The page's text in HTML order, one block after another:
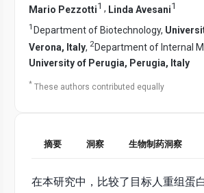
Mario Pezzotti1 , Linda Avesani1
1 Department of Biotechnology,
Verona, Italy, 2Department of Internal
University of Perugia, Perugia, Italy
* These authors contributed equally
摘要 洞察 生物制药洞察
在本研究中，比较了目标人重组蛋